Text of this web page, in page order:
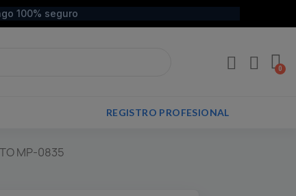
100% seguro
REGISTRO PROFESIONAL
MP-0835